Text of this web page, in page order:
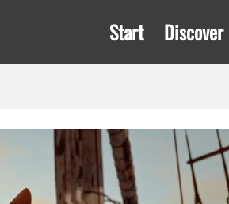
Start Discover